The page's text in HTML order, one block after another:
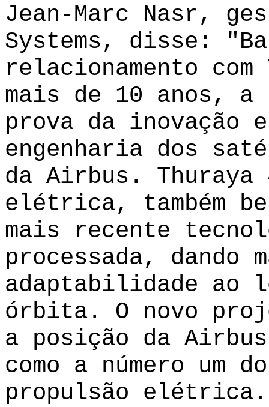
Jean-Marc Nasr,
Systems, disse:
relacionamento
mais de 10 anos, a
prova da inovação
engenharia dos
da Airbus. Thuraya
elétrica, também
mais recente
processada,
adaptabilidade ao
órbita. O novo
a posição da Airbus
como a número um
propulsão